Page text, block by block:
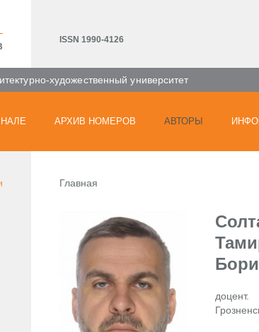
ISSN 1990-4126
художественный университет
АРХИВ НОМЕРОВ АВТОРЫ
Главная
доцент.